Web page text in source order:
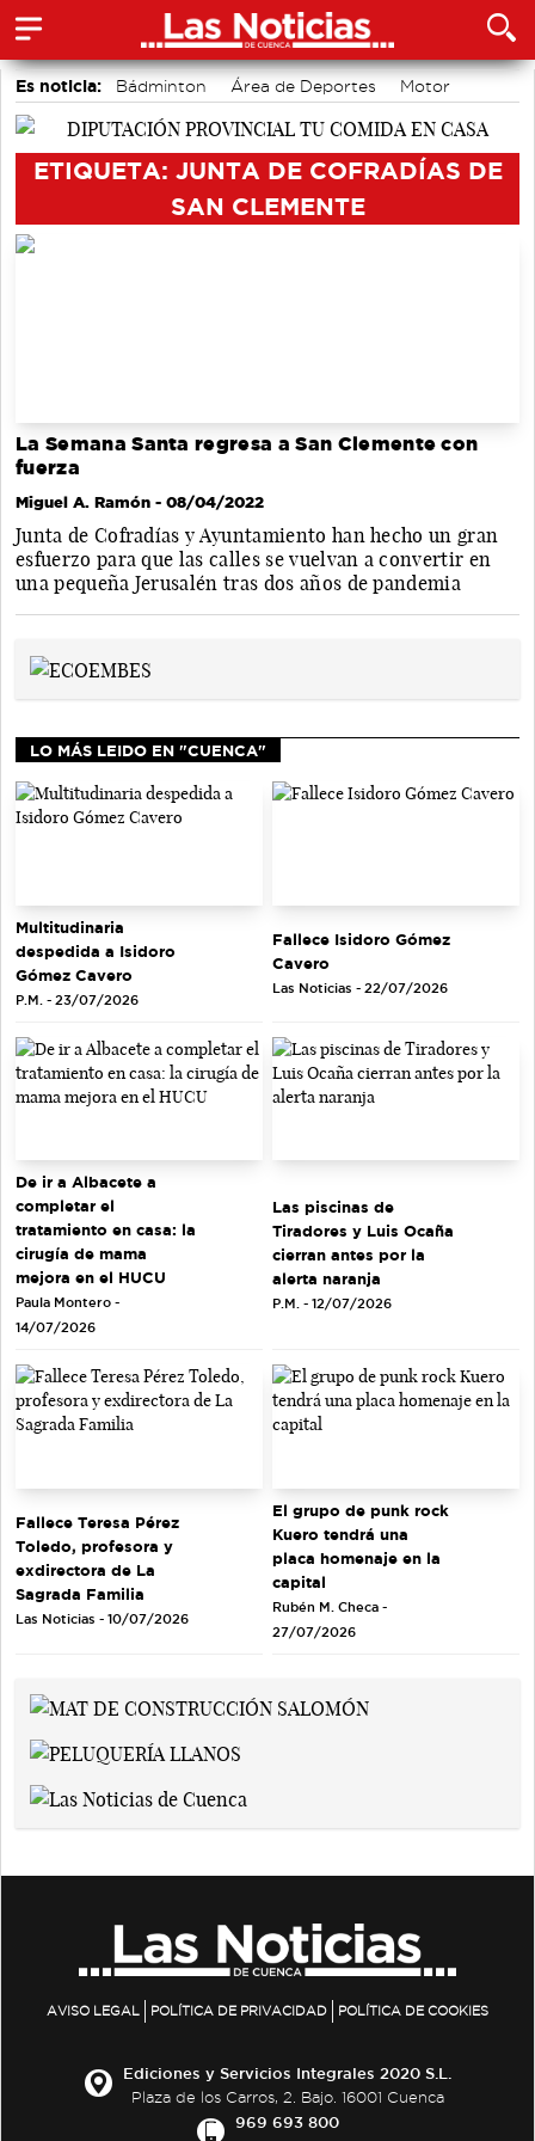
Es noticia: Bádminton Área de Deportes
Motor
accidentes laborales
ETIQUETA: JUNTA DE COFRADÍAS DE
SAN CLEMENTE
La Semana Santa regresa a San Clemente con
fuerza
Miguel A. Ramón - 08/04/2022
Junta de Cofradías y Ayuntamiento han hecho un gran
esfuerzo para que las calles se vuelvan a convertir en
una pequeña Jerusalén tras dos años de pandemia
LO MÁS LEIDO EN "CUENCA"
Multitudinaria
despedida a Isidoro
Gómez Cavero
P.M. - 23/07/2026
Fallece Isidoro Gómez
Cavero
Las Noticias - 22/07/2026
De ir a Albacete a
completar el
tratamiento en casa: la
cirugía de mama
mejora en el HUCU
Paula Montero -
14/07/2026
Las piscinas de
Tiradores y Luis Ocaña
cierran antes por la
alerta naranja
P.M. - 12/07/2026
Fallece Teresa Pérez
Toledo, profesora y
exdirectora de La
Sagrada Familia
Las Noticias - 10/07/2026
El grupo de punk rock
Kuero tendrá una
placa homenaje en la
capital
Rubén M. Checa -
27/07/2026
AVISO LEGAL POLÍTICA DE PRIVACIDAD POLÍTICA DE COOKIES
Ediciones y Servicios Integrales 2020 S.L.
Plaza de los Carros, 2. Bajo. 16001 Cuenca
969 693 800